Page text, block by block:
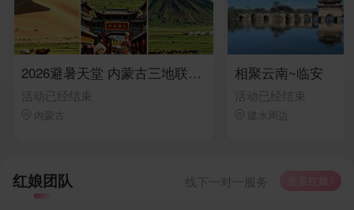
2026避暑天堂 内蒙古三地联动旅居见面会
活动已经结束
 内蒙古
相聚云南~临安
活动已经结束
 建水周边
红娘团队 线下一对一服务 更多红娘